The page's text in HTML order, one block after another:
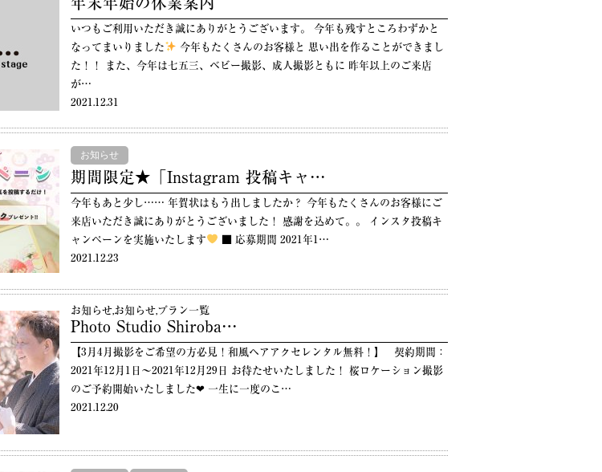
いつもご利用いただき誠にありがとうございます。 今年も残すところわずかと
なってまいりました
今年もたくさんのお客様と 思い出を作ることができまし
た！！ また、今年は七五三、ベビー撮影、成人撮影ともに 昨年以上のご来店
が…
2021.12.31
お知らせ
期間限定★「Instagram 投稿キャ…
今年もあと少し…… 年賀状はもう出しましたか？ 今年もたくさんのお客様にご
来店いただき誠にありがとうございました！ 感謝を込めて。。 インスタ投稿キ
ャンペーンを実施いたします
■ 応募期間 2021年1…
2021.12.23
お知らせ お知らせ プラン一覧
Photo Studio Shiroba…
【3月4月撮影をご希望の方必見！和風ヘアアクセレンタル無料！】 契約期間：
2021年12月1日〜2021年12月29日 お待たせいたしました！ 桜ロケーション撮影
のご予約開始いたしました❤︎ 一生に一度のこ…
2021.12.20